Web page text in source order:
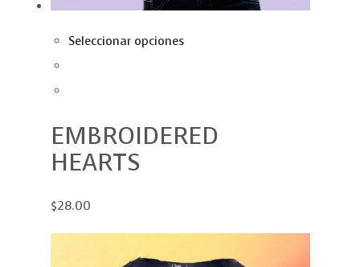
Seleccionar opciones
EMBROIDERED
HEARTS
$28.00